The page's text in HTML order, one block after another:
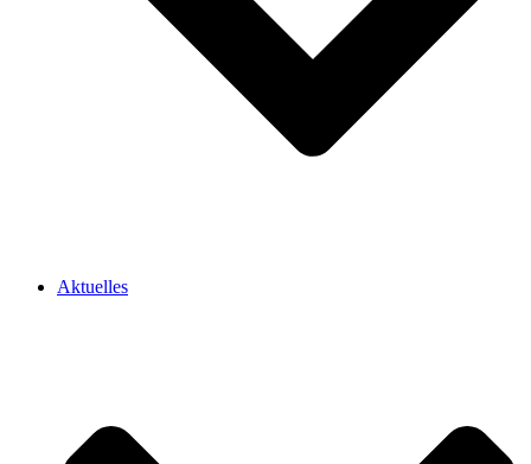
Aktuelles